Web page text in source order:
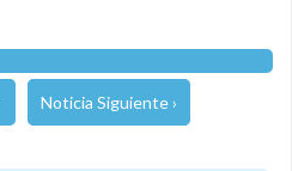
Noticia Siguiente ›